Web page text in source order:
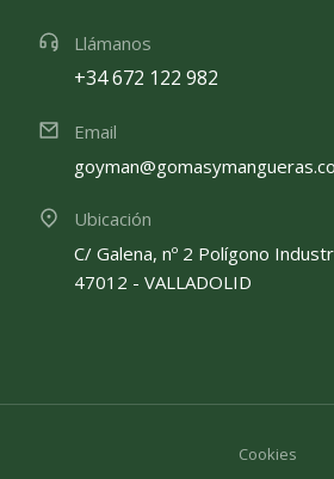
Llámanos
+34 672 122 982
Email
Ubicación
C/ Galena, nº 2 Polígono
47012 - VALLADOLID
Cookies